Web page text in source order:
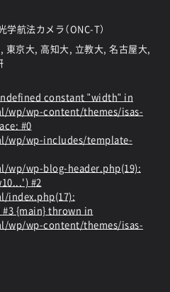
航法カメラ（ONC-T）
東京大, 高知大, 立教大, 名古屋大,
constant "width" in
wp/wp-content/themes/isas-
#0
wp/wp-includes/template-
wp/wp-blog-header.php(19):
#2
index.php(17):
{main} thrown in
wp/wp-content/themes/isas-